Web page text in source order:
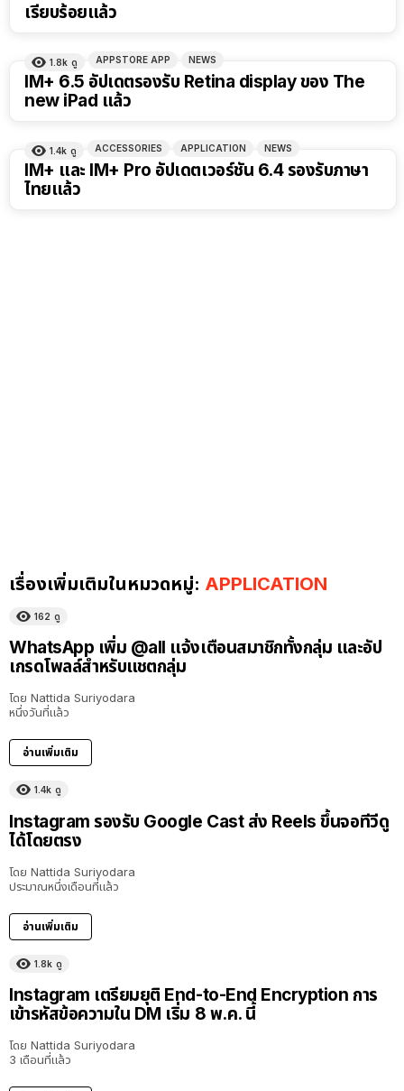
เรียบร้อยแล้ว
1.8k ดู APPSTORE APP NEWS
IM+ 6.5 อัปเดตรองรับ Retina display ของ The
new iPad แล้ว
1.4k ดู ACCESSORIES APPLICATION NEWS
IM+ และ IM+ Pro อัปเดตเวอร์ชัน 6.4 รองรับภาษา
ไทยแล้ว
เรื่องเพิ่มเติมในหมวดหมู่: APPLICATION
162 ดู
WhatsApp เพิ่ม @all แจ้งเตือนสมาชิกทั้งกลุ่ม และอัป
เกรดโพลล์สำหรับแชตกลุ่ม
โดย Nattida Suriyodara
หนึ่งวันที่แล้ว
อ่านเพิ่มเติม
1.4k ดู
Instagram รองรับ Google Cast ส่ง Reels ขึ้นจอทีวีดู
ได้โดยตรง
โดย Nattida Suriyodara
ประมาณหนึ่งเดือนที่แล้ว
อ่านเพิ่มเติม
1.8k ดู
Instagram เตรียมยุติ End-to-End Encryption การ
เข้ารหัสข้อความใน DM เริ่ม 8 พ.ค. นี้
โดย Nattida Suriyodara
3 เดือนที่แล้ว